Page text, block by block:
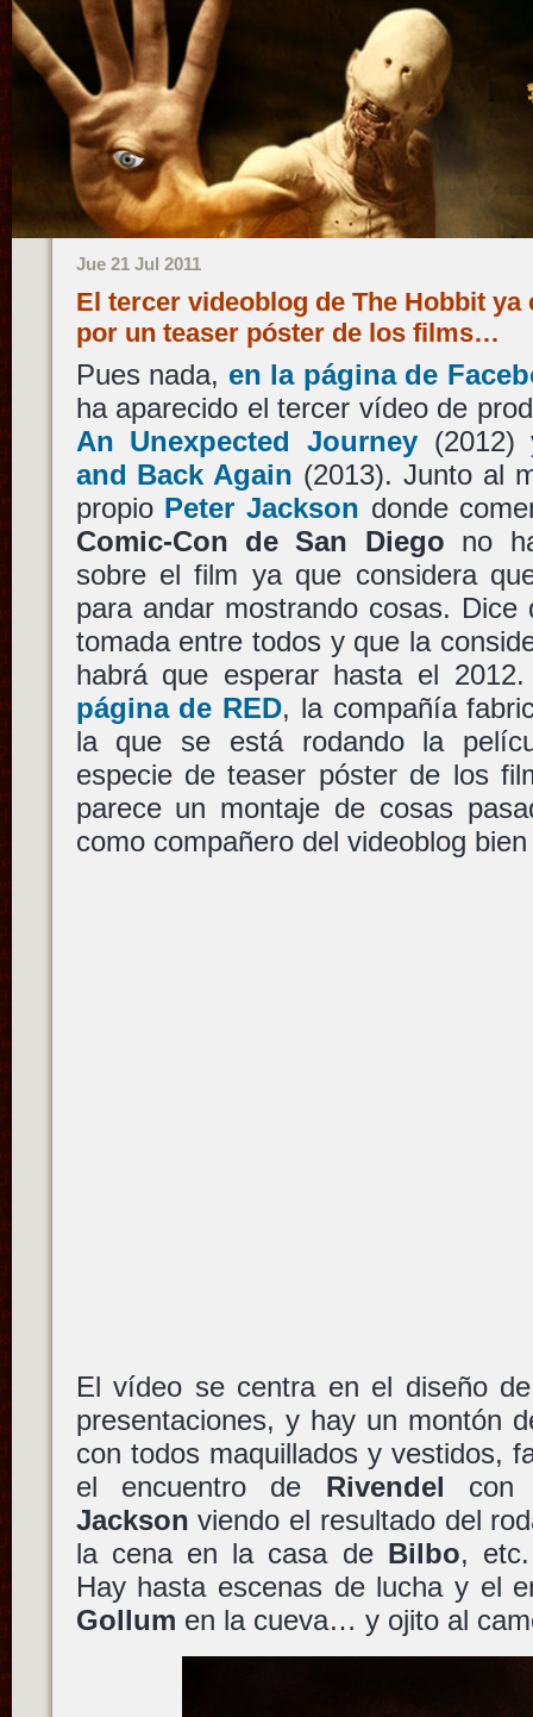
Jue 21 Jul 2011
El tercer videoblog de The Hobbit ya
por un teaser póster de los films…
Pues nada, en la página de
ha aparecido el tercer vídeo de
An Unexpected Journey
and Back Again (2013). Junto al
propio Peter Jackson donde
Comic-Con de San Diego no
sobre el film ya que considera
para andar mostrando cosas.
tomada entre todos y que la
habrá que esperar hasta el
página de RED, la compañía
la que se está rodando la
especie de teaser póster de los
parece un montaje de cosas
como compañero del videoblog
El vídeo se centra en el diseño
presentaciones, y hay un montón
con todos maquillados y vestidos,
el encuentro de Rivendel
Jackson viendo el resultado del
la cena en la casa de Bilbo,
Hay hasta escenas de lucha y el
Gollum en la cueva… y ojito al